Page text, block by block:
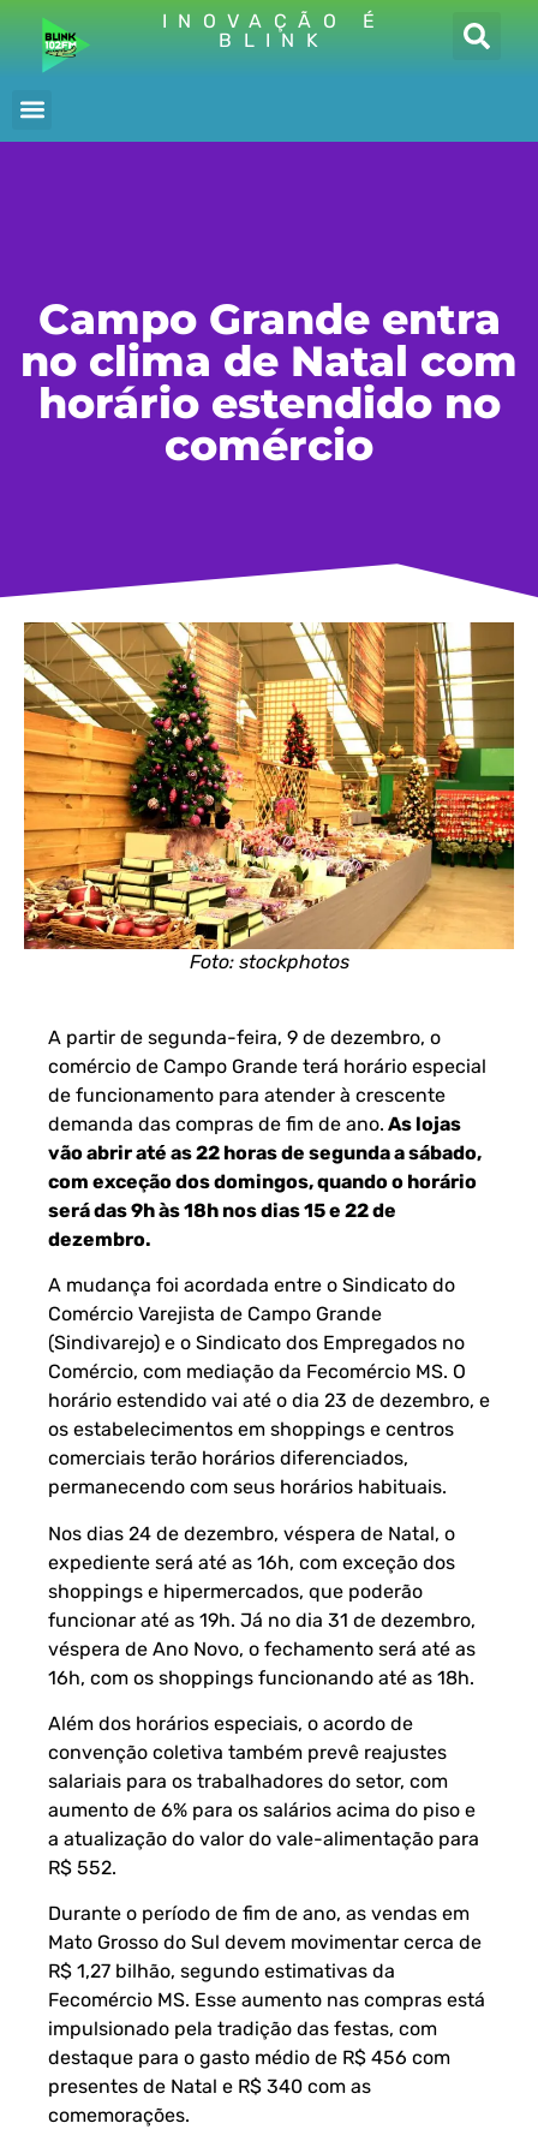
INOVAÇÃO É
BLINK
Campo Grande entra
no clima de Natal com
horário estendido no
comércio
Foto: stockphotos
A partir de segunda-feira, 9 de dezembro, o
comércio de Campo Grande terá horário especial
de funcionamento para atender à crescente
demanda das compras de fim de ano. As lojas
vão abrir até as 22 horas de segunda a sábado,
com exceção dos domingos, quando o horário
será das 9h às 18h nos dias 15 e 22 de
dezembro.
A mudança foi acordada entre o Sindicato do
Comércio Varejista de Campo Grande
(Sindivarejo) e o Sindicato dos Empregados no
Comércio, com mediação da Fecomércio MS. O
horário estendido vai até o dia 23 de dezembro, e
os estabelecimentos em shoppings e centros
comerciais terão horários diferenciados,
permanecendo com seus horários habituais.
Nos dias 24 de dezembro, véspera de Natal, o
expediente será até as 16h, com exceção dos
shoppings e hipermercados, que poderão
funcionar até as 19h. Já no dia 31 de dezembro,
véspera de Ano Novo, o fechamento será até as
16h, com os shoppings funcionando até as 18h.
Além dos horários especiais, o acordo de
convenção coletiva também prevê reajustes
salariais para os trabalhadores do setor, com
aumento de 6% para os salários acima do piso e
a atualização do valor do vale-alimentação para
R$ 552.
Durante o período de fim de ano, as vendas em
Mato Grosso do Sul devem movimentar cerca de
R$ 1,27 bilhão, segundo estimativas da
Fecomércio MS. Esse aumento nas compras está
impulsionado pela tradição das festas, com
destaque para o gasto médio de R$ 456 com
presentes de Natal e R$ 340 com as
comemorações.